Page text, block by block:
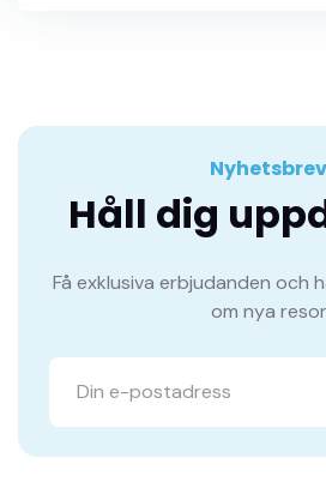
Nyhetsbrev
Håll dig
Få exklusiva erbjudanden och
om nya resor